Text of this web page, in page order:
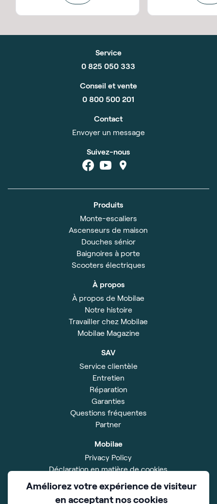
Service
0 825 050 333
Conseil et vente
0 800 500 201
Contact
Envoyer un message
Suivez-nous
Produits
Monte-escaliers
Ascenseurs de maison
Douches sénior
Baignoires à porte
Scooters électriques
À propos
À propos de Mobilae
Notre histoire
Travailler chez Mobilae
Mobilae Magazine
SAV
Service clientèle
Entretien
Réparation
Garanties
Questions fréquentes
Partner
Mobilae
Privacy Policy
Déclaration en matière de cookies
Impressum
Améliorez votre expérience de visiteur
en acceptant nos cookies